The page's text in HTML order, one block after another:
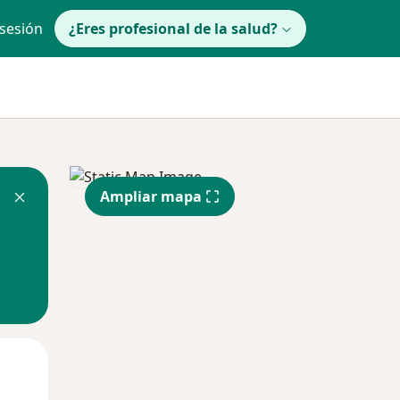
¿Eres profesional de la salud?
Ampliar mapa